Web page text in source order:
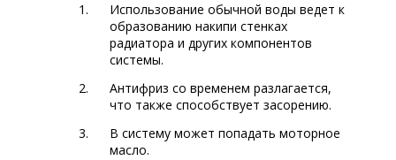
Использование обычной воды ведет к
образованию накипи стенках
радиатора и других компонентов
системы.
Антифриз со временем разлагается,
что также способствует засорению.
В систему может попадать моторное
масло.